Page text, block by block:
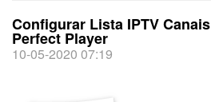
Configurar Lista IPTV
Perfect Player
10-05-2020 07:19